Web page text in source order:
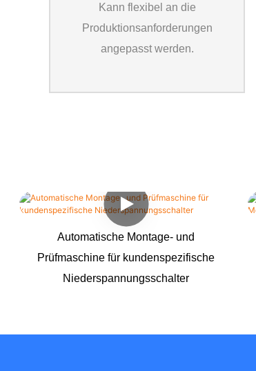
Kann flexibel an die
Produktionsanforderungen
angepasst werden.
Automatische Montage- und
Prüfmaschine für kundenspezifische
Niederspannungsschalter